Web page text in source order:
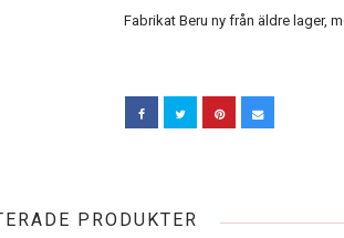
Fabrikat Beru ny från äldre lager,
PRODUKTER